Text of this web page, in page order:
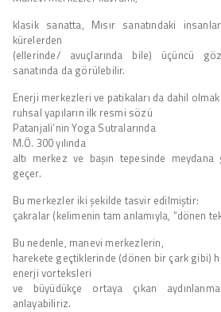
klasik sanatta, Mısır sanatındaki
kürelerden
(ellerinde/ avuçlarında bile) üçüncü
sanatında da görülebilir.
Enerji merkezleri ve patikaları da dahil
ruhsal yapıların ilk resmi sözü
Patanjali’nin Yoga Sutralarında
M.Ö. 300 yılında
altı merkez ve başın tepesinde
geçer.
Bu merkezler iki şekilde tasvir edilmiştir:
çakralar (kelimenin tam anlamıyla, “dönen
Bu nedenle, manevi merkezlerin,
harekete geçtiklerinde (dönen bir çark gibi)
enerji vorteksleri
ve büyüdükçe ortaya çıkan
anlayabiliriz.